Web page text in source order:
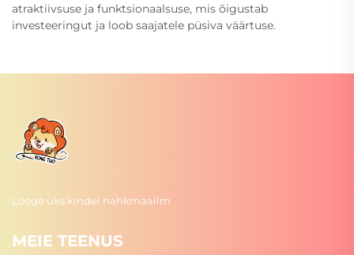
atraktiivsuse ja funktsionaalsuse, mis õigustab
investeeringut ja loob saajatele püsiva väärtuse.
Looge üks kindel nahkmaailm
MEIE TEENUS